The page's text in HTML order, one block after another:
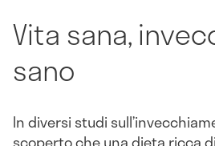
Vita sana,
sano
In diversi studi